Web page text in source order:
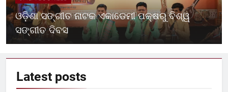
ଓଡ଼ିଶା ସଙ୍ଗୀତ ନାଟକ ଏକାଡେମୀ ପକ୍ଷରୁ ବିଶ୍ୱ
ସଙ୍ଗୀତ ଦିବସ
Latest posts